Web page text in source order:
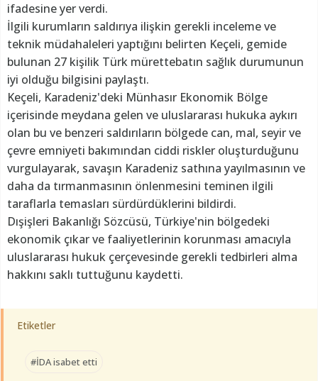
ifadesine yer verdi.
İlgili kurumların saldırıya ilişkin gerekli inceleme ve
teknik müdahaleleri yaptığını belirten Keçeli, gemide
bulunan 27 kişilik Türk mürettebatın sağlık durumunun
iyi olduğu bilgisini paylaştı.
Keçeli, Karadeniz'deki Münhasır Ekonomik Bölge
içerisinde meydana gelen ve uluslararası hukuka aykırı
olan bu ve benzeri saldırıların bölgede can, mal, seyir ve
çevre emniyeti bakımından ciddi riskler oluşturduğunu
vurgulayarak, savaşın Karadeniz sathına yayılmasının ve
daha da tırmanmasının önlenmesini teminen ilgili
taraflarla temasları sürdürdüklerini bildirdi.
Dışişleri Bakanlığı Sözcüsü, Türkiye'nin bölgedeki
ekonomik çıkar ve faaliyetlerinin korunması amacıyla
uluslararası hukuk çerçevesinde gerekli tedbirleri alma
hakkını saklı tuttuğunu kaydetti.
Etiketler
#İDA isabet etti